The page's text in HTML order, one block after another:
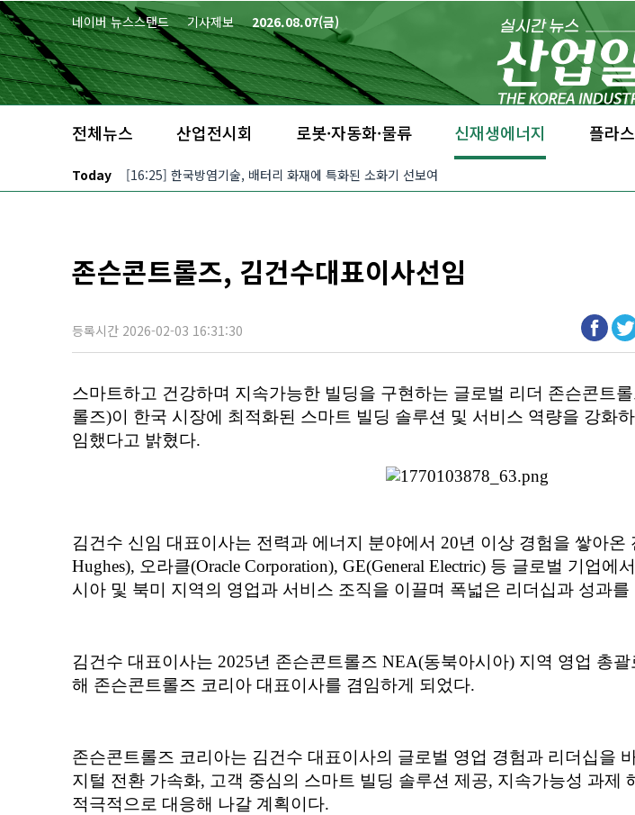
본문 바로가기
네이버 뉴스스탠드 기사제보 2026.08.07(금)
전체뉴스 산업전시회 로봇·자동화·물류 신재생에너지 플라
Today [16:25] 한국방염기술, 배터리 화재에 특화된 소화기 선보여
존슨콘트롤즈, 김건수대표이사선임
등록시간 2026-02-03 16:31:30